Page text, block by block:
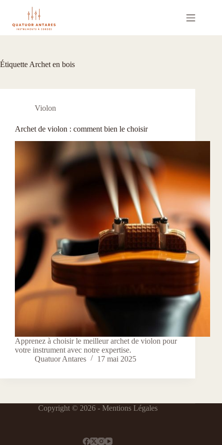
contenu
Étiquette Archet en bois
Violon
Archet de violon : comment bien le choisir
Apprenez à choisir le meilleur archet de violon pour
votre instrument avec notre expertise.
Quatuor Antares
17 mai 2025
Copyright © 2026 - Mentions Légales